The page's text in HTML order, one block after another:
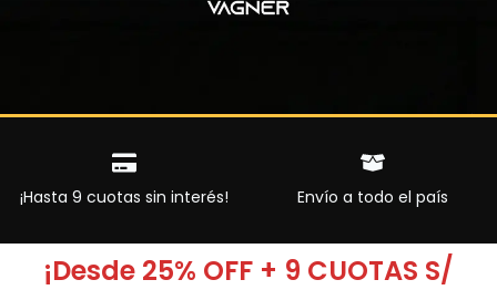
¡Hasta 9 cuotas sin interés! Envío a todo el país
¡Desde 25% OFF + 9 CUOTAS S/